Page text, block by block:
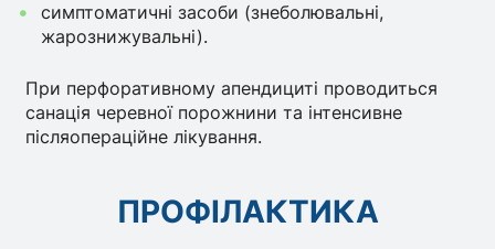
симптоматичні засоби (знеболювальні,
жарознижувальні).
При перфоративному апендициті проводиться
санація черевної порожнини та інтенсивне
післяопераційне лікування.
ПРОФІЛАКТИКА